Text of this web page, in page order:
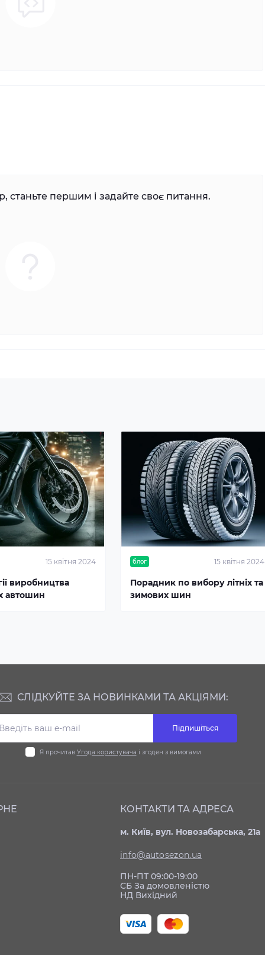
станьте першим і задайте своє питання.
15 квітня 2024
виробництва
автошин
блог 15 квітня 2024
Порадник по вибору літніх та
зимових шин
СЛІДКУЙТЕ ЗА НОВИНКАМИ ТА АКЦІЯМИ:
Підпишіться
Я прочитав Угода користувача і згоден з вимогами
КОНТАКТИ ТА АДРЕСА
м. Київ, вул. Новозабарська, 21а
info@autosezon.ua
ПН-ПТ 09:00-19:00
СБ За домовленістю
НД Вихідний